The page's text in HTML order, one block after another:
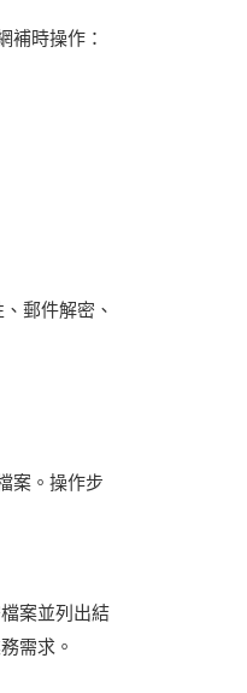
補時操作：
郵件解密、
案。操作步
案並列出結
需求。